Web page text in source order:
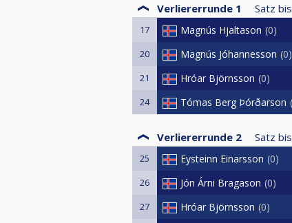
Verliererrunde 1 Satz bis
17 Magnús Hjaltason 0
20 Magnús Jóhannesson 0
21 Hróar Björnsson 0
24 Tómas Berg Þórðarson
Verliererrunde 2 Satz bis
25 Eysteinn Einarsson 0
26 Jón Árni Bragason 0
27 Hróar Björnsson 0